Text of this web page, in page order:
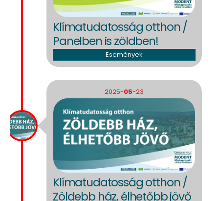
Klímatudatosság otthon /
Panelben is zöldben!
Események
2025-05-23
Klímatudatosság otthon /
Zöldebb ház, élhetőbb jövő